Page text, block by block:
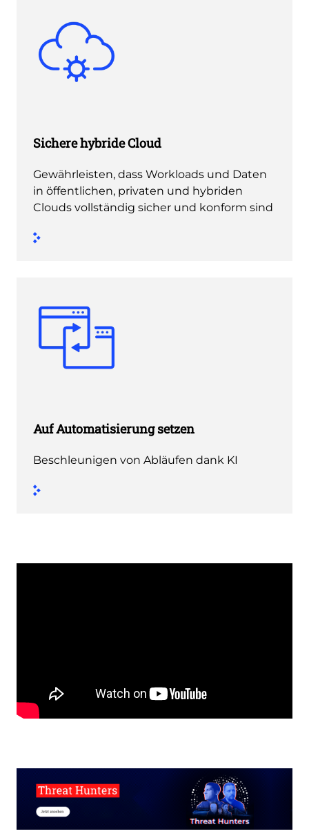
Sichere hybride Cloud
Gewährleisten, dass Workloads und Daten
in öffentlichen, privaten und hybriden
Clouds vollständig sicher und konform sind
Auf Automatisierung setzen
Beschleunigen von Abläufen dank KI